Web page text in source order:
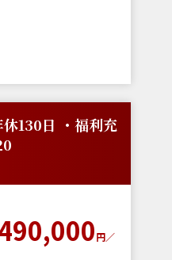
130日 ・福利充
円／